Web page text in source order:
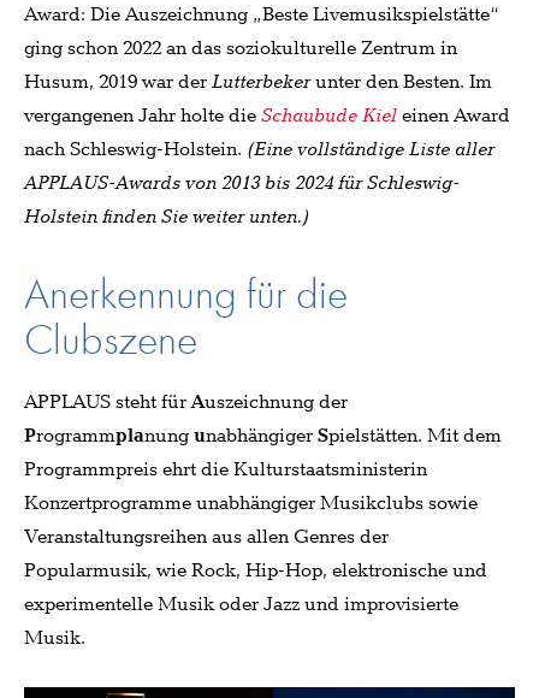
Award: Die Auszeichnung „Beste Livemusikspielstätte“
ging schon 2022 an das soziokulturelle Zentrum in
Husum, 2019 war derLutterbekerunter den Besten. Im
vergangenen Jahr holte dieSchaubude Kieleinen Award
nach Schleswig-Holstein. (Eine vollständige Liste aller
APPLAUS-Awards von 2013 bis 2024 für Schleswig-
Holstein finden Sie weiter unten.)
Anerkennung für die
Clubszene
APPLAUS steht fürAuszeichnung der
ProgrammplanungunabhängigerSpielstätten. Mit dem
Programmpreis ehrt die Kulturstaatsministerin
Konzertprogramme unabhängiger Musikclubs sowie
Veranstaltungsreihen aus allen Genres der
Popularmusik, wie Rock, Hip-Hop, elektronische und
experimentelle Musik oder Jazz und improvisierte
Musik.